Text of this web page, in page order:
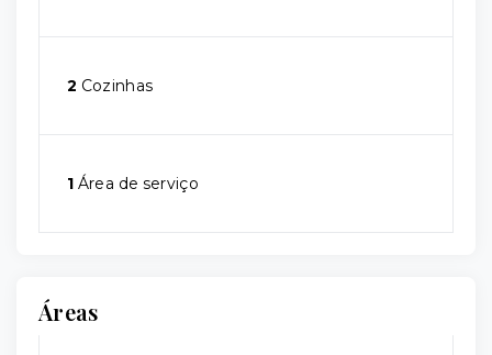
2 Cozinhas
1 Área de serviço
Áreas